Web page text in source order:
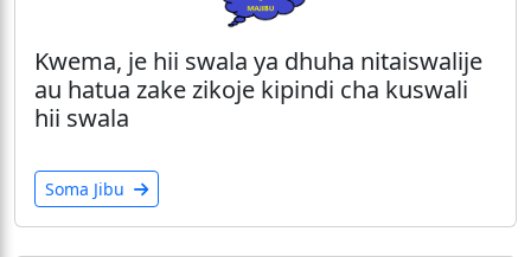
Kwema, je hii swala ya dhuha nitaiswalije
au hatua zake zikoje kipindi cha kuswali
hii swala
Soma Jibu